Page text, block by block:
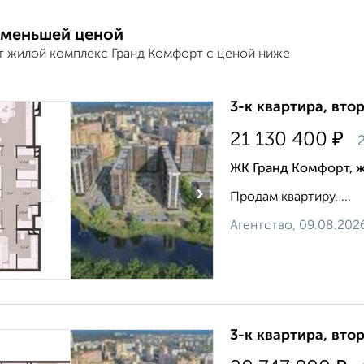
ценой
жилой комплекс Гранд Комфорт с ценой ниже
›
3-к квартира,
21 130 400 ₽
ЖК Гранд Комфорт,
Продам квартиру. ...
Агентство,
3-к квартира,